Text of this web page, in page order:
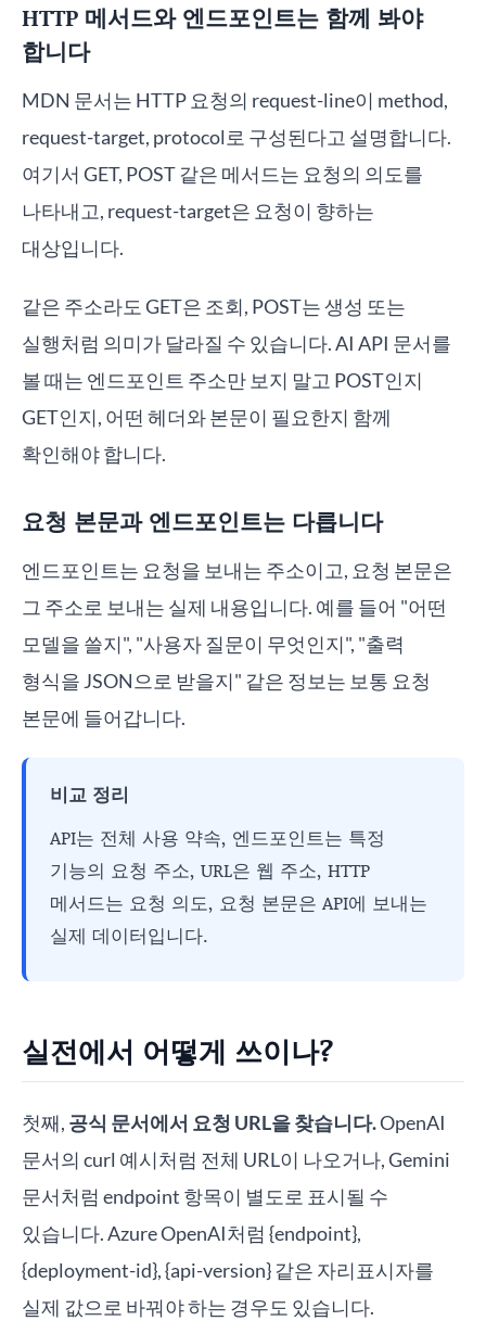
HTTP 메서드와 엔드포인트는 함께 봐야
합니다
MDN 문서는 HTTP 요청의 request-line이 method,
request-target, protocol로 구성된다고 설명합니다.
여기서 GET, POST 같은 메서드는 요청의 의도를
나타내고, request-target은 요청이 향하는
대상입니다.
같은 주소라도 GET은 조회, POST는 생성 또는
실행처럼 의미가 달라질 수 있습니다. AI API 문서를
볼 때는 엔드포인트 주소만 보지 말고 POST인지
GET인지, 어떤 헤더와 본문이 필요한지 함께
확인해야 합니다.
요청 본문과 엔드포인트는 다릅니다
엔드포인트는 요청을 보내는 주소이고, 요청 본문은
그 주소로 보내는 실제 내용입니다. 예를 들어 "어떤
모델을 쓸지", "사용자 질문이 무엇인지", "출력
형식을 JSON으로 받을지" 같은 정보는 보통 요청
본문에 들어갑니다.
비교 정리
API는 전체 사용 약속, 엔드포인트는 특정
기능의 요청 주소, URL은 웹 주소, HTTP
메서드는 요청 의도, 요청 본문은 API에 보내는
실제 데이터입니다.
실전에서 어떻게 쓰이나?
첫째, 공식 문서에서 요청 URL을 찾습니다.OpenAI
문서의 curl 예시처럼 전체 URL이 나오거나, Gemini
문서처럼 endpoint 항목이 별도로 표시될 수
있습니다. Azure OpenAI처럼 {endpoint},
{deployment-id}, {api-version} 같은 자리표시자를
실제 값으로 바꿔야 하는 경우도 있습니다.